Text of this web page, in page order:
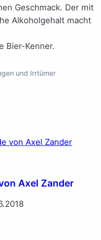
Geschmack. Der mit
Alkoholgehalt macht
Bier-Kenner.
und Irrtümer
Axel Zander